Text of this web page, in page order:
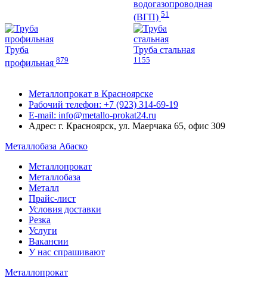
водогазопроводная
(ВГП) 51
Труба
профильная 879
Труба стальная
1155
Металлопрокат в Красноярске
Рабочий телефон: +7 (923) 314-69-19
E-mail: info@metallo-prokat24.ru
Адрес: г. Красноярск, ул. Маерчака 65, офис 309
Металлобаза Абаско
Металлопрокат
Металлобаза
Металл
Прайс-лист
Условия доставки
Резка
Услуги
Вакансии
У нас спрашивают
Металлопрокат